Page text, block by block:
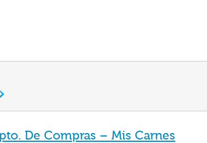
De Compras – Mis Carnes